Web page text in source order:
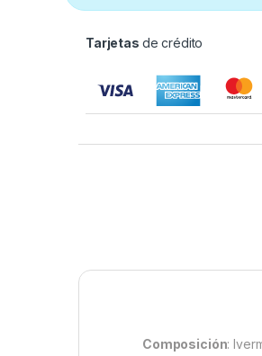
Tarjetas de crédito
Composición: